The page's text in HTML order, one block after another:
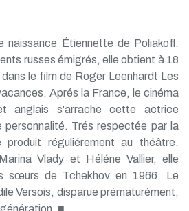
naissance Étiennette de Poliakoff.
russes émigrés, elle obtient à 18
dans le film de Roger Leenhardt Les
Aprés la France, le cinéma
anglais s'arrache cette actrice
Trés respectée par la
produit réguliérement au théâtre.
Vlady et Héléne Vallier, elle
sœurs de Tchekhov en 1966. Le
Versois, disparue prématurément,
■